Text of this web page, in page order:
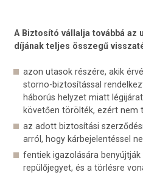
A Biztosító vállalja továbbá
díjának teljes összegű
azon utasok részére, akik
storno-biztosítással
háborús helyzet miatt
követően törölték, ezért nem
az adott biztosítási
arról, hogy kárbejelentéssel
fentiek igazolására
repülőjegyet, és a törlésre